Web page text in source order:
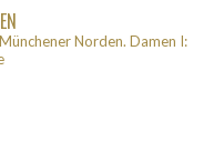
Norden. Damen I: